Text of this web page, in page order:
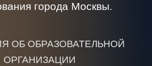
города Москвы.
ОБ ОБРАЗОВАТЕЛЬНОЙ
ОРГАНИЗАЦИИ